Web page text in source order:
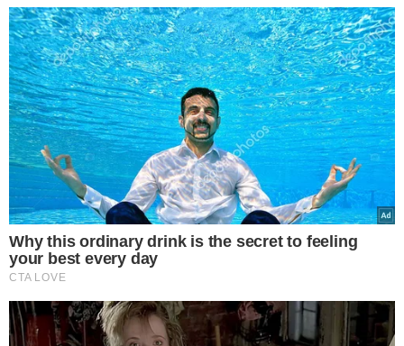
VEJA TAMBÉM
ENTENDA O CASO
Médico é preso em
flagrante por suspeita
de estupro de
vulnerável em São Paulo